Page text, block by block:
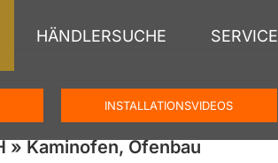
HÄNDLERSUCHE SERVICE
INSTALLATIONSVIDEOS
» Kaminofen, Ofenbau